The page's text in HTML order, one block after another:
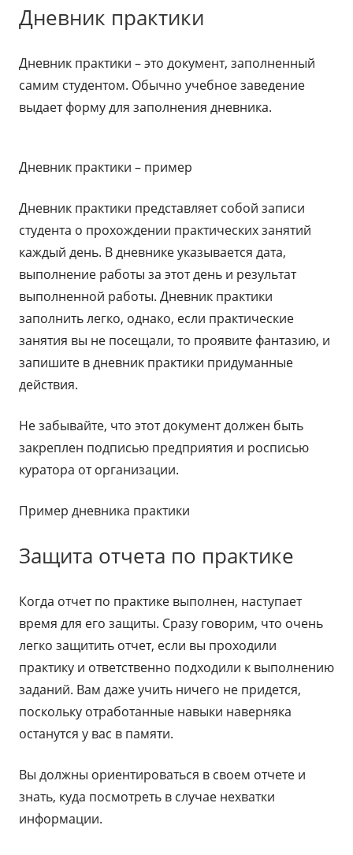
Дневник практики
Дневник практики – это документ, заполненный
самим студентом. Обычно учебное заведение
выдает форму для заполнения дневника.
Дневник практики – пример
Дневник практики представляет собой записи
студента о прохождении практических занятий
каждый день. В дневнике указывается дата,
выполнение работы за этот день и результат
выполненной работы. Дневник практики
заполнить легко, однако, если практические
занятия вы не посещали, то проявите фантазию, и
запишите в дневник практики придуманные
действия.
Не забывайте, что этот документ должен быть
закреплен подписью предприятия и росписью
куратора от организации.
Пример дневника практики
Защита отчета по практике
Когда отчет по практике выполнен, наступает
время для его защиты. Сразу говорим, что очень
легко защитить отчет, если вы проходили
практику и ответственно подходили к выполнению
заданий. Вам даже учить ничего не придется,
поскольку отработанные навыки наверняка
останутся у вас в памяти.
Вы должны ориентироваться в своем отчете и
знать, куда посмотреть в случае нехватки
информации.